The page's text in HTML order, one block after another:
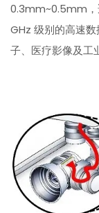
0.3mm~0.5mm，
GHz 级别的高速
子、医疗影像及工